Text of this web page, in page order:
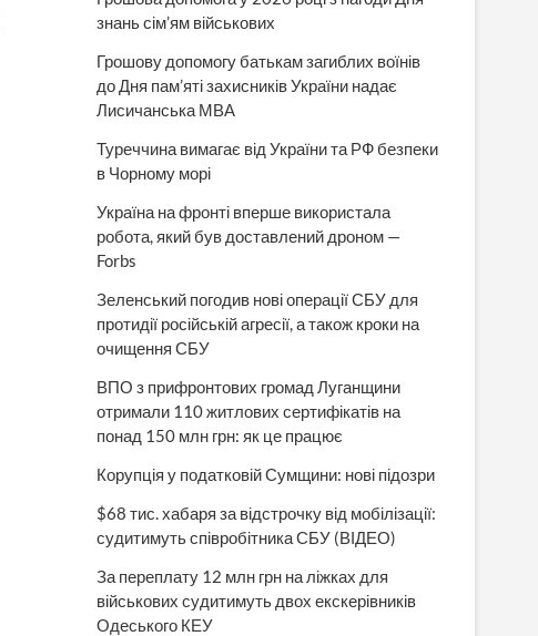
знань сім’ям військових
Грошову допомогу батькам загиблих воїнів
до Дня пам’яті захисників України надає
Лисичанська МВА
Туреччина вимагає від України та РФ безпеки
в Чорному морі
Україна на фронті вперше використала
робота, який був доставлений дроном —
Forbs
Зеленський погодив нові операції СБУ для
протидії російській агресії, а також кроки на
очищення СБУ
ВПО з прифронтових громад Луганщини
отримали 110 житлових сертифікатів на
понад 150 млн грн: як це працює
Корупція у податковій Сумщини: нові підозри
$68 тис. хабаря за відстрочку від мобілізації:
судитимуть співробітника СБУ (ВІДЕО)
За переплату 12 млн грн на ліжках для
військових судитимуть двох екскерівників
Одеського КЕУ